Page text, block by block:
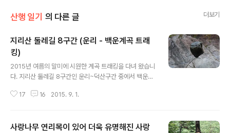
산행 일기 의 다른 글 더보기
지리산 둘레길 8구간 (운리 - 백운계곡 트래
킹)
2015년 여름의 말미에 시원한 계곡 트래킹을 다녀 왔습니
다. 지리산 둘레길 8구간인 운리~덕산구간 중에서 백운계
니다. 계곡 옆으로 하산하는 길이 매우 잘 나 있지만 완전
아서 이동한다면 이보다 더한 스릴감은 없을 것입니다. 우
17 16 2015. 9. 1.
사랑나무 연리목이 있어 더욱 유명해진 사랑